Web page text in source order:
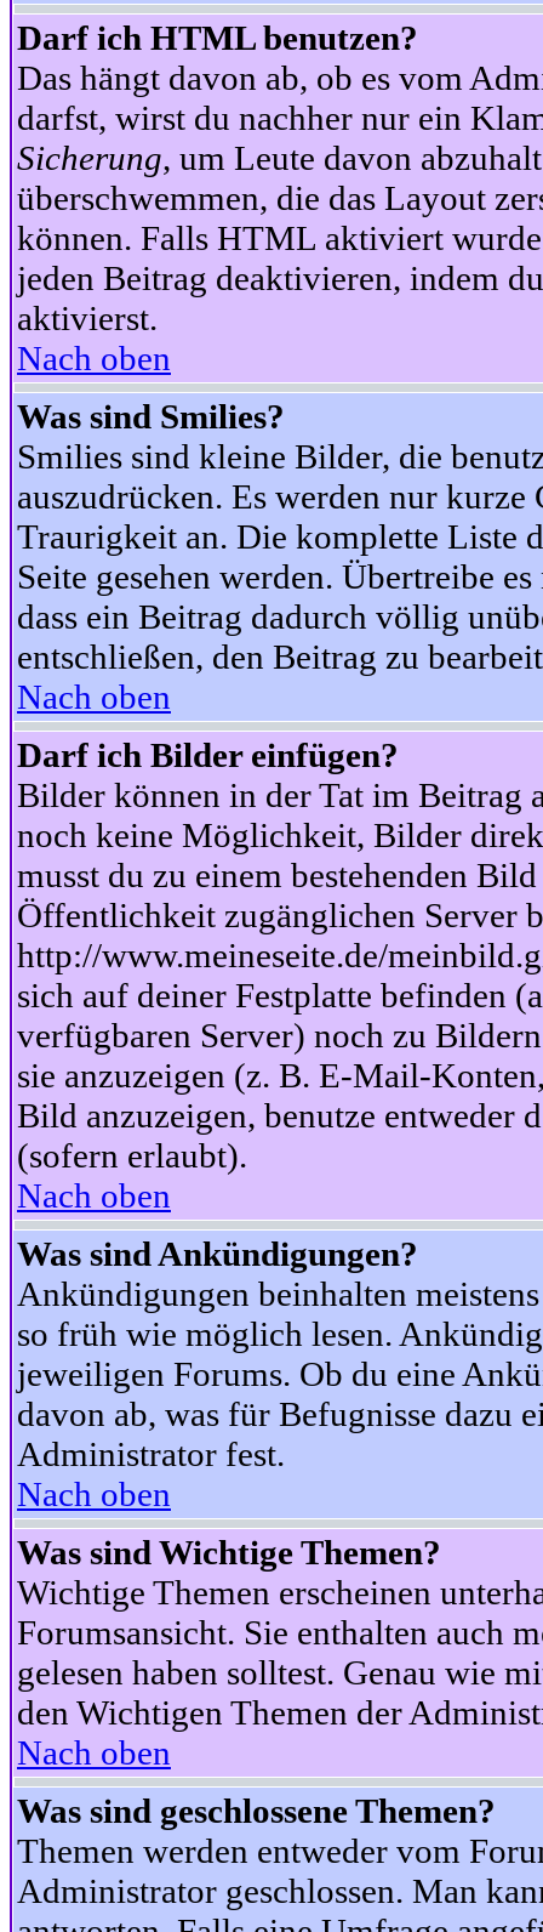
Darf ich HTML benutzen?
Das hängt davon ab, ob es vom
darfst, wirst du nachher nur ein
Sicherung, um Leute davon
überschwemmen, die das Layout
können. Falls HTML aktiviert
jeden Beitrag deaktivieren, indem
aktivierst.
Nach oben
Was sind Smilies?
Smilies sind kleine Bilder, die
auszudrücken. Es werden nur
Traurigkeit an. Die komplette Liste
Seite gesehen werden. Übertreibe
dass ein Beitrag dadurch völlig
entschließen, den Beitrag zu
Nach oben
Darf ich Bilder einfügen?
Bilder können in der Tat im Beitrag
noch keine Möglichkeit, Bilder
musst du zu einem bestehenden
Öffentlichkeit zugänglichen Server
http://www.meineseite.de/
sich auf deiner Festplatte befinden
verfügbaren Server) noch zu
sie anzuzeigen (z. B. E-Mail-
Bild anzuzeigen, benutze
(sofern erlaubt).
Nach oben
Was sind Ankündigungen?
Ankündigungen beinhalten
so früh wie möglich lesen.
jeweiligen Forums. Ob du eine
davon ab, was für Befugnisse dazu
Administrator fest.
Nach oben
Was sind Wichtige Themen?
Wichtige Themen erscheinen
Forumsansicht. Sie enthalten auch
gelesen haben solltest. Genau wie
den Wichtigen Themen der
Nach oben
Was sind geschlossene Themen?
Themen werden entweder vom
Administrator geschlossen. Man